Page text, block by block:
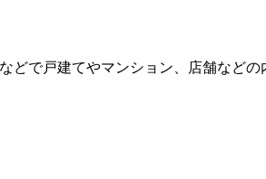
どで戸建てやマンション、店舗など